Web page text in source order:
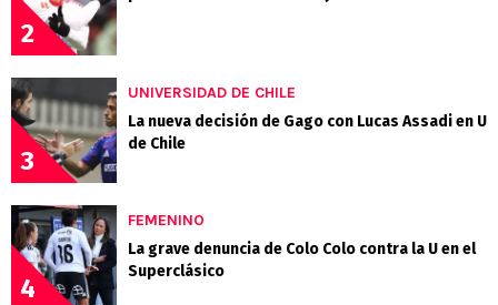
2
3
UNIVERSIDAD DE CHILE
La nueva decisión de Gago con Lucas Assadi en U
de Chile
4
FEMENINO
La grave denuncia de Colo Colo contra la U en el
Superclásico